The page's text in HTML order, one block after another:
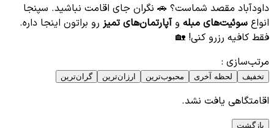
داودآباد مقصد شماست؟ 🚗 نگران جای اقامت نباشید. سپنجا
انواع سوئیت‌های مبله وآپارتمان‌های تمیز رو براتون اینجا داره.
فقط کافیه رزرو کنی! 🏡
مرتب‌سازی :
تخفیف لحظه آخری محبوب‌ترین ارزان‌ترین گران‌ترین
اقامتگاهی یافت نشد.
بازگشت